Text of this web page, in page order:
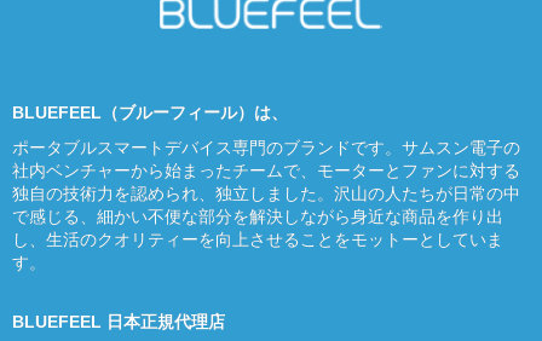
BLUEFEEL（ブルーフィール）は、
ポータブルスマートデバイス専門のブランドです。サムスン電子の
社内ベンチャーから始まったチームで、モーターとファンに対する
独自の技術力を認められ、独立しました。沢山の人たちが日常の中
で感じる、細かい不便な部分を解決しながら身近な商品を作り出
し、生活のクオリティーを向上させることをモットーとしていま
す。
BLUEFEEL 日本正規代理店